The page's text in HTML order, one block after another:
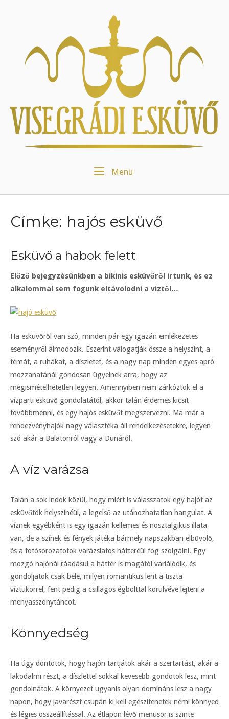
Menü
Címke: hajós esküvő
Esküvő a habok felett
Előző bejegyzésünkben a bikinis esküvőről írtunk, és ez
alkalommal sem fogunk eltávolodni a víztől…
Ha esküvőről van szó, minden pár egy igazán emlékezetes
eseményről álmodozik. Eszerint válogatják össze a helyszínt, a
témát, a ruhákat, a díszletet, és a nagy nap minden egyes apró
mozzanatánál gondosan ügyelnek arra, hogy az
megismételhetetlen legyen. Amennyiben nem zárkóztok el a
vízparti esküvő gondolatától, akkor talán érdemes kicsit
továbbmenni, és egy hajós esküvőt megszervezni. Ma már a
rendezvényhajók nagy választéka áll rendelkezésetekre, legyen
szó akár a Balatonról vagy a Dunáról.
A víz varázsa
Talán a sok indok közül, hogy miért is válasszatok egy hajót az
esküvőtök helyszínéül, a legelső az utánozhatatlan hangulat. A
víznek egyébként is egy igazán kellemes és nosztalgikus illata
van, de a színek és fények játéka bármely napszakban elbűvölő,
és a fotósorozatotok varázslatos hátteréül fog szolgálni. Egy
mozgó hajónál ráadásul a háttér is magától variálódik, és
gondoljatok csak bele, milyen romantikus lent a tiszta
víztükörrel, fent pedig a csillagos égbolttal körülvéve lejteni a
menyasszonytáncot.
Könnyedség
Ha úgy döntötök, hogy hajón tartjátok akár a szertartást, akár a
lakodalmi részt, a díszlettel sokkal kevesebb gondotok lesz, mint
gondolnátok. A környezet ugyanis olyan domináns lesz a nagy
napon, hogy javarészt csupán ki kell egészítenetek némi könnyed
és légies összeállítással. Az étlapon lévő menüsor is szinte